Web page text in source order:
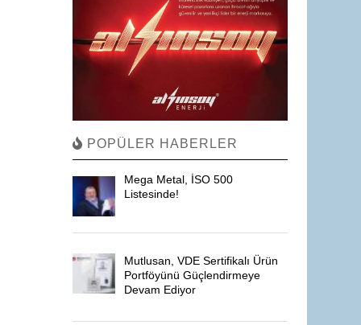
POPÜLER HABERLER
Mega Metal, İSO 500
Listesinde!
Mutlusan, VDE Sertifikalı Ürün
Portföyünü Güçlendirmeye
Devam Ediyor